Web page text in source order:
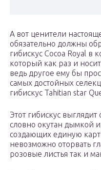
А вот ценители
обязательно должны
гибискус Cocoa Royal в
который как раз и
ведь другое ему бы
самых достойных
гибискус Tahitian star
Этот гибискус
словно окутан дымкой
создающих единую
невозможно оторвать
розовые листья так и